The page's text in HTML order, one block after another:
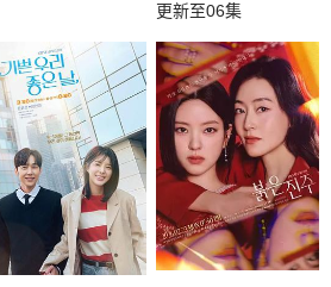
更新至06集